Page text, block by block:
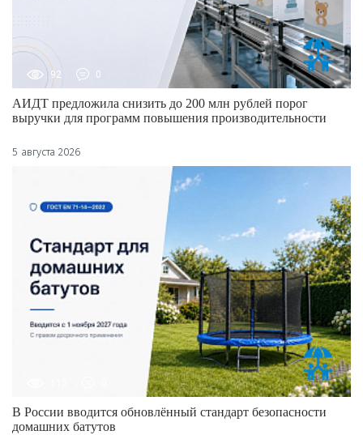
92 0
АИДТ предложила снизить до 200 млн рублей порог
выручки для программ повышения производительности
5 августа 2026
В России вводится обновлённый стандарт безопасности
домашних батутов